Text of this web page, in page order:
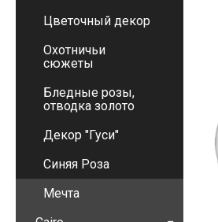
Цветочный декор
Охотничьи
сюжеты
Бледные розы,
отводка золото
Декор "Гуси"
Синяя Роза
Мечта